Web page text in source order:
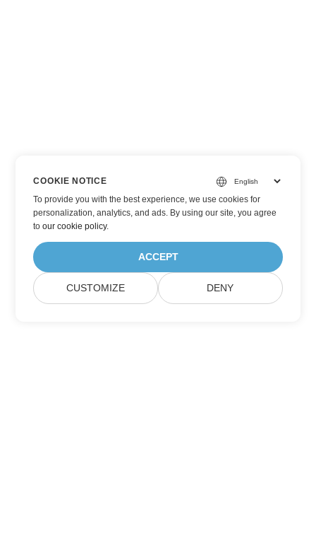
COOKIE NOTICE
To provide you with the best experience, we use cookies for
personalization, analytics, and ads. By using our site, you agree
toour cookie policy.
ACCEPT
CUSTOMIZE DENY